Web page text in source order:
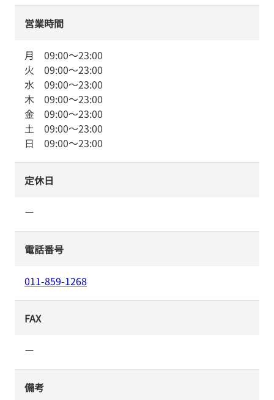
営業時間
月 09:00～23:00
火 09:00～23:00
水 09:00～23:00
木 09:00～23:00
金 09:00～23:00
土 09:00～23:00
日 09:00～23:00
定休日
ー
電話番号
011-859-1268
FAX
ー
備考